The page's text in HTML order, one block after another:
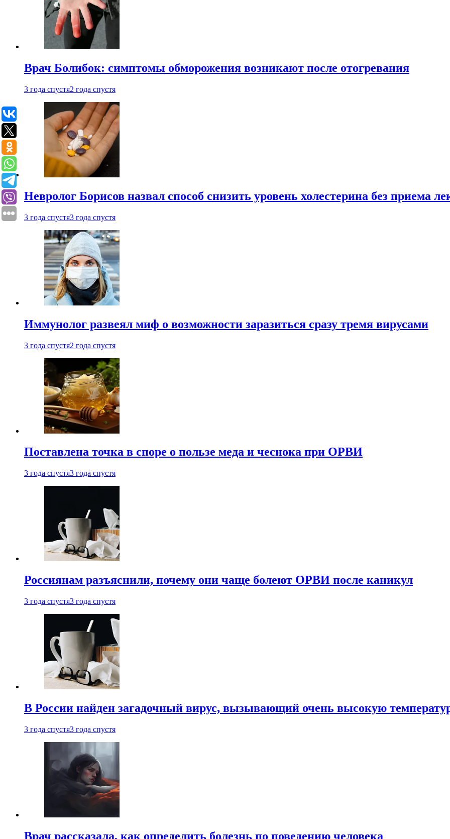
Врач Болибок: симптомы обморожения возникают после отогревания
3 года спустя2 года спустя
Невролог Борисов назвал способ снизить уровень холестерина без приема
3 года спустя3 года спустя
Иммунолог развеял миф о возможности заразиться сразу тремя вирусами
3 года спустя2 года спустя
Поставлена точка в споре о пользе меда и чеснока при ОРВИ
3 года спустя3 года спустя
Россиянам разъяснили, почему они чаще болеют ОРВИ после каникул
3 года спустя3 года спустя
В России найден загадочный вирус, вызывающий очень высокую
3 года спустя3 года спустя
Врач рассказала, как определить болезнь по поведению человека